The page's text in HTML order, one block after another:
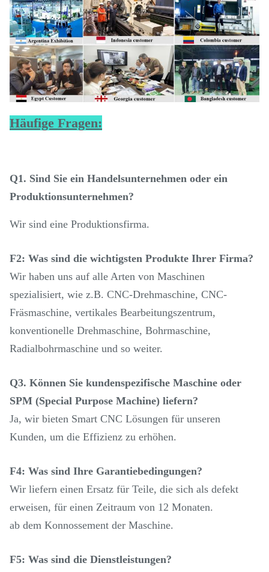
Häufige Fragen:
Q1. Sind Sie ein Handelsunternehmen oder ein
Produktionsunternehmen?
Wir sind eine Produktionsfirma.
F2: Was sind die wichtigsten Produkte Ihrer Firma?
Wir haben uns auf alle Arten von Maschinen
spezialisiert, wie z.B. CNC-Drehmaschine, CNC-
Fräsmaschine, vertikales Bearbeitungszentrum,
konventionelle Drehmaschine, Bohrmaschine,
Radialbohrmaschine und so weiter.
Q3. Können Sie kundenspezifische Maschine oder
SPM (Special Purpose Machine) liefern?
Ja, wir bieten Smart CNC Lösungen für unseren
Kunden, um die Effizienz zu erhöhen.
F4: Was sind Ihre Garantiebedingungen?
Wir liefern einen Ersatz für Teile, die sich als defekt
erweisen, für einen Zeitraum von 12 Monaten.
ab dem Konnossement der Maschine.
F5: Was sind die Dienstleistungen?